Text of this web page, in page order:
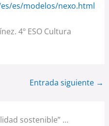
es/modelos/nexo.html
4º ESO Cultura
Entrada siguiente →
sostenible” …